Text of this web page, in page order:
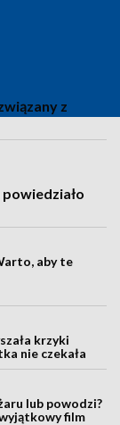
z
aby te
krzyki
nie czekała
lub powodzi?
wyjątkowy film